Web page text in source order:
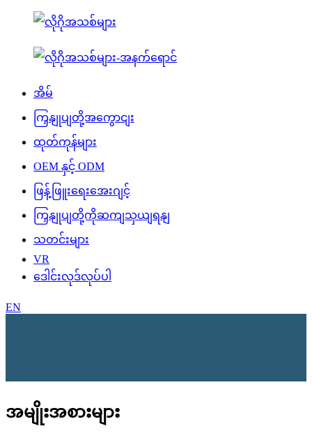
အိမ်
ကြှနျုပျတို့အကွောငျး
ထုတ်ကုန်များ
OEM နှင့် ODM
ဖြန့်ဖြူးရေးအေးဂျင့်
ကြှနျုပျတို့ကိုဆကျသှယျရနျ
သတင်းများ
VR
ဒေါင်းလုဒ်လုပ်ပါ
EN
အမျိုးအစားများ